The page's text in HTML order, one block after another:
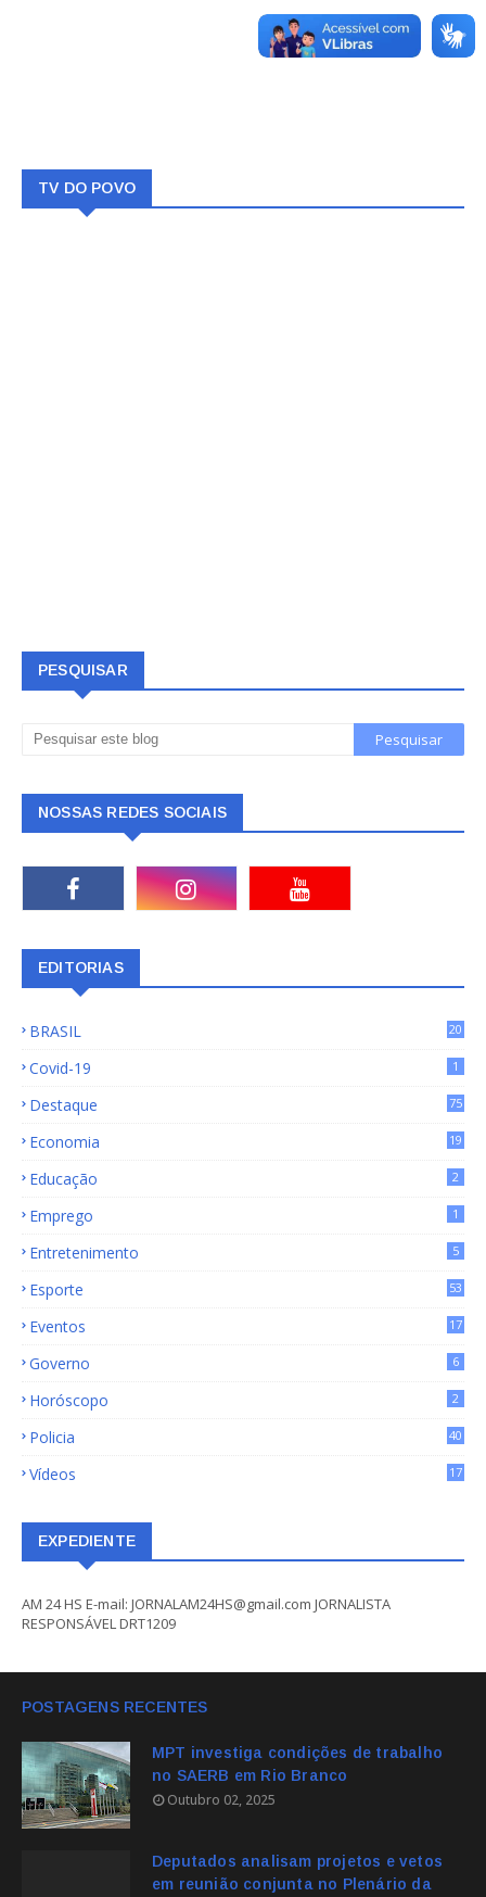
TV DO POVO
PESQUISAR
NOSSAS REDES SOCIAIS
EDITORIAS
BRASIL
20
Covid-19 1
Destaque
75
Economia
19
Educação 2
Emprego 1
Entretenimento 5
Esporte 53
Eventos 17
Governo 6
Horóscopo 2
Policia 40
Vídeos 17
EXPEDIENTE
AM 24 HS E-mail: JORNALAM24HS@gmail.com JORNALISTA
RESPONSÁVEL DRT1209
POSTAGENS RECENTES
MPT investiga condições de trabalho
no SAERB em Rio Branco
Outubro 02, 2025
Deputados analisam projetos e vetos
em reunião conjunta no Plenário da